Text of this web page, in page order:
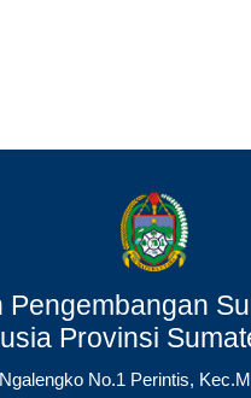
Pengembangan
Provinsi
No.1 Perintis,